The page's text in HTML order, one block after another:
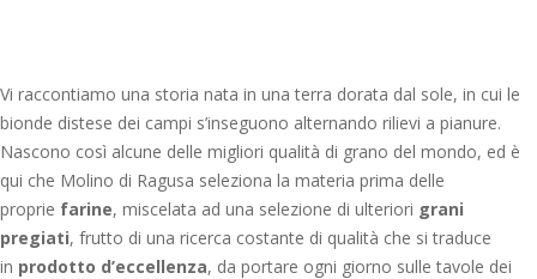
Vi raccontiamo una storia nata in una terra dorata dal sole, in cui le
bionde distese dei campi s’inseguono alternando rilievi a pianure.
Nascono così alcune delle migliori qualità di grano del mondo, ed è
qui che Molino di Ragusa seleziona la materia prima delle
proprie farine, miscelata ad una selezione di ulteriori grani
pregiati, frutto di una ricerca costante di qualità che si traduce
in prodotto d’eccellenza, da portare ogni giorno sulle tavole dei